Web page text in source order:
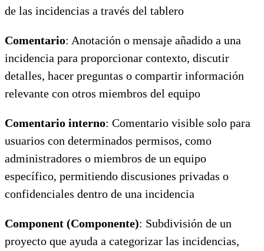
de las incidencias a través del tablero
Comentario: Anotación o mensaje añadido a una
incidencia para proporcionar contexto, discutir
detalles, hacer preguntas o compartir información
relevante con otros miembros del equipo
Comentario interno: Comentario visible solo para
usuarios con determinados permisos, como
administradores o miembros de un equipo
específico, permitiendo discusiones privadas o
confidenciales dentro de una incidencia
Component (Componente): Subdivisión de un
proyecto que ayuda a categorizar las incidencias,